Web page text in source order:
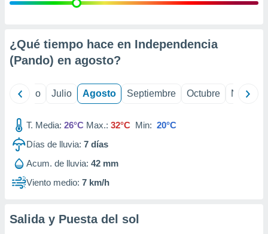
e
mediante
publicidad
de
1199
¿Qué tiempo hace en Independencia
(Pando) en agosto?
Junio Julio Agosto Septiembre Octubre
T. Media: 26°C Max.: 32°C Min: 20°C
Días de lluvia: 7 días
Acum. de lluvia: 42 mm
Viento medio: 7 km/h
Salida y Puesta del sol